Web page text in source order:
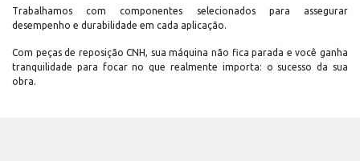
Trabalhamos com componentes selecionados para assegurar
desempenho e durabilidade em cada aplicação.
Com peças de reposição CNH, sua máquina não fica parada e você ganha
tranquilidade para focar no que realmente importa: o sucesso da sua
obra.